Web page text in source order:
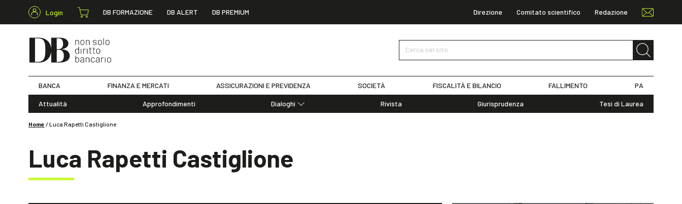
Login DB FORMAZIONE DB ALERT DB PREMIUM Direzione Comitato scientifico Redazione
Cerca nel sito
BANCA FINANZA E MERCATI ASSICURAZIONI E PREVIDENZA SOCIETÀ FISCALITÀ E BILANCIO FALLIMENTO PA
Attualità Approfondimenti
Dialoghi
Note
Rivista Giurisprudenza Tesi di Laurea
Home /Luca Rapetti Castiglione
Luca Rapetti Castiglione